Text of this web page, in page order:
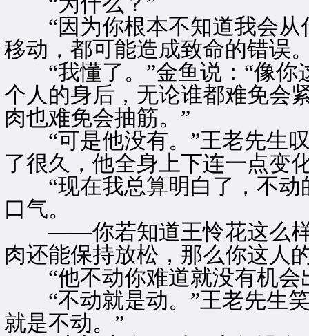
“因为你根本不知道我会从
移动，都可能造成致命的错误
“我懂了。”金鱼说：“像你
个人的身后，无论谁都难免会
肉也难免会抽筋。”
“可是他没有。”王老先生叹
了很久，他全身上下连一点变
“现在我总算明白了，不动
口气。
——你若知道王怜花这么样
肉还能保持放松，那么你这人
“他不动你难道就没有机会
“不动就是动。”王老先生笑
就是不动。”